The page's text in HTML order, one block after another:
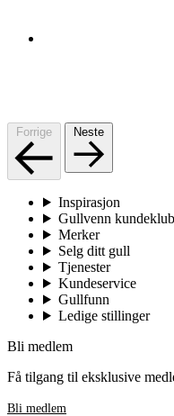
Forrige Neste
Inspirasjon
Gullvenn
Merker
Selg ditt gull
Tjenester
Kundeservice
Gullfunn
Ledige stillinger
Bli medlem
Få tilgang til eksklusive
Bli medlem